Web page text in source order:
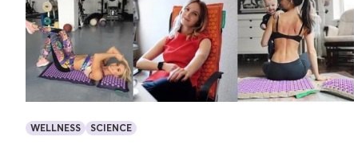
WELLNESS SСIENCE